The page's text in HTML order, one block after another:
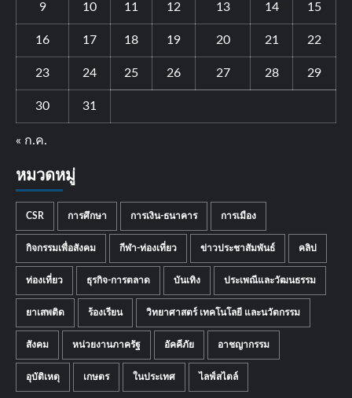
9 10 11 12 13 14 15
16 17 18 19 20 21 22
23 24 25 26 27 28 29
30 31
« ก.ค.
หมวดหมู่
CSR การศึกษา การเงิน-ธนาคาร การเมือง
กิจกรรมเพื่อสังคม กีฬา-ท่องเที่ยว ข่าวประชาสัมพันธ์ คลิป
ท่องเที่ยว ธุรกิจ-การตลาด บันเทิง ประเพณีและวัฒนธรรม
ยาเสพติด ร้องเรียน วิทยาศาสตร์ เทคโนโลยี และนวัตกรรม
สังคม หน่วยงานภาครัฐ อัคคีภัย อาชญากรรม
อุบัติเหตุ เกษตร ในประเทศ ไลฟ์สไตล์